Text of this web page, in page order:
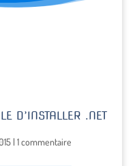
D’INSTALLER .NET
| 1 commentaire